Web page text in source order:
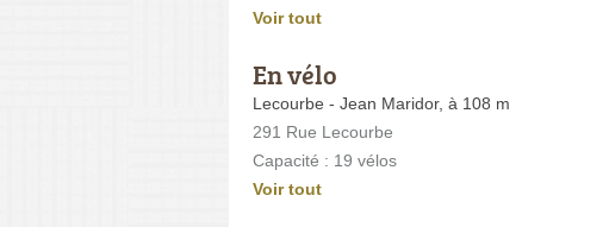
Voir tout
En vélo
Lecourbe - Jean Maridor, à 108 m
291 Rue Lecourbe
Capacité : 19 vélos
Voir tout